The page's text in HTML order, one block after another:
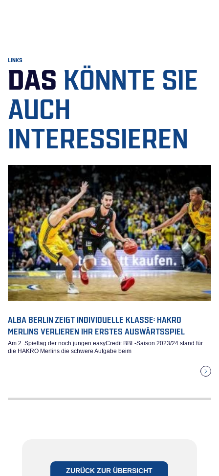
LINKS
DAS KÖNNTE SIE
AUCH
INTERESSIEREN
ALBA BERLIN ZEIGT INDIVIDUELLE KLASSE: HAKRO
MERLINS VERLIEREN IHR ERSTES AUSWÄRTSSPIEL
Am 2. Spieltag der noch jungen easyCredit BBL-Saison 2023/24 stand für
die HAKRO Merlins die schwere Aufgabe beim
ZURÜCK ZUR ÜBERSICHT